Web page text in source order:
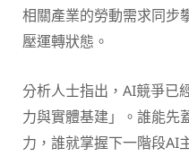
相關產業的勞動需求同步
壓運轉狀態。
分析人士指出，AI競爭已
力與實體基建」。誰能先
力，誰就掌握下一階段AI